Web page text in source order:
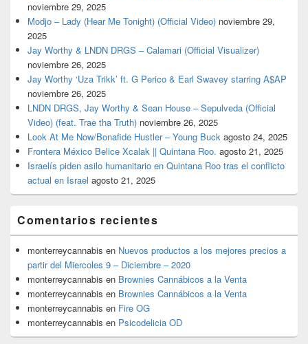
noviembre 29, 2025
Modjo – Lady (Hear Me Tonight) (Official Video) noviembre 29,
2025
Jay Worthy & LNDN DRGS – Calamari (Official Visualizer)
noviembre 26, 2025
Jay Worthy ‘Uza Trikk’ ft. G Perico & Earl Swavey starring A$AP
noviembre 26, 2025
LNDN DRGS, Jay Worthy & Sean House – Sepulveda (Official
Video) (feat. Trae tha Truth) noviembre 26, 2025
Look At Me Now/Bonafide Hustler – Young Buck agosto 24, 2025
Frontera México Belice Xcalak || Quintana Roo. agosto 21, 2025
Israelís piden asilo humanitario en Quintana Roo tras el conflicto
actual en Israel agosto 21, 2025
Comentarios recientes
monterreycannabis en Nuevos productos a los mejores precios a
partir del Miercoles 9 – Diciembre – 2020
monterreycannabis en Brownies Cannábicos a la Venta
monterreycannabis en Brownies Cannábicos a la Venta
monterreycannabis en Fire OG
monterreycannabis en Psicodelicia OD